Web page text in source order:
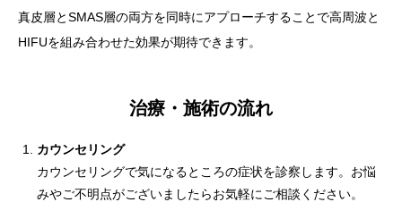
真皮層とSMAS層の両方を同時にアプローチすることで高周波と
HIFUを組み合わせた効果が期待できます。
治療・施術の流れ
カウンセリング
カウンセリングで気になるところの症状を診察します。お悩
みやご不明点がございましたらお気軽にご相談ください。